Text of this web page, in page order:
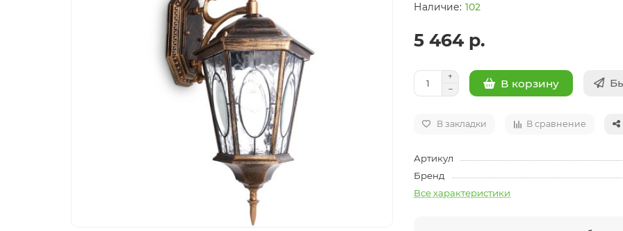
102
5 464 р.
В корзину
В закладки В сравнение
Артикул
Бренд
Все характеристики